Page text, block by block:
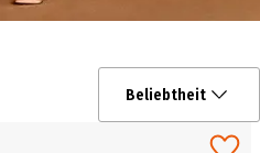
Beliebtheit